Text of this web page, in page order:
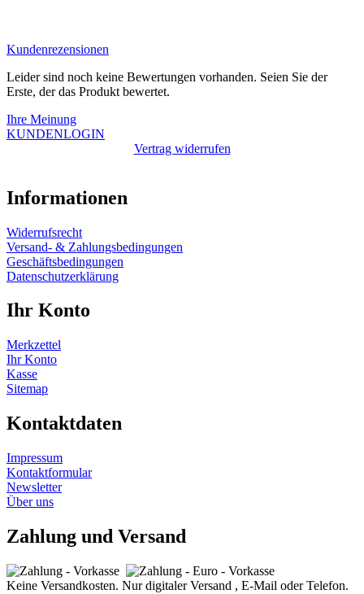
Kundenrezensionen
Leider sind noch keine Bewertungen vorhanden. Seien Sie der
Erste, der das Produkt bewertet.
Ihre Meinung
KUNDENLOGIN
Vertrag widerrufen
Informationen
Widerrufsrecht
Versand- & Zahlungsbedingungen
Geschäftsbedingungen
Datenschutzerklärung
Ihr Konto
Merkzettel
Ihr Konto
Kasse
Sitemap
Kontaktdaten
Impressum
Kontaktformular
Newsletter
Über uns
Zahlung und Versand
Keine Versandkosten. Nur digitaler Versand , E-Mail oder Telefon.